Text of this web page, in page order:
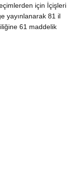
için İçişleri
yayınlanarak 81 il
61 maddelik